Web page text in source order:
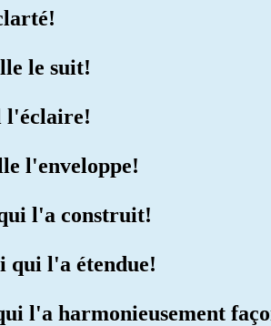
le suit!
l'éclaire!
l'enveloppe!
l'a construit!
qui l'a étendue!
l'a harmonieusement